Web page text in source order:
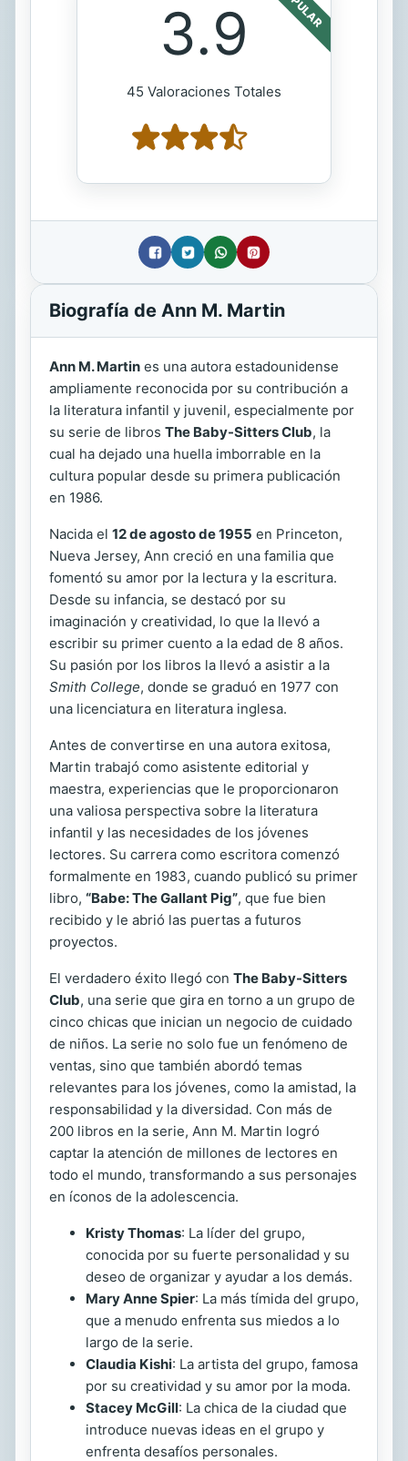
3.9
45 Valoraciones Totales
Biografía de Ann M. Martin
Ann M. Martin es una autora estadounidense
ampliamente reconocida por su contribución a
la literatura infantil y juvenil, especialmente por
su serie de libros The Baby-Sitters Club, la
cual ha dejado una huella imborrable en la
cultura popular desde su primera publicación
en 1986.
Nacida el 12 de agosto de 1955 en Princeton,
Nueva Jersey, Ann creció en una familia que
fomentó su amor por la lectura y la escritura.
Desde su infancia, se destacó por su
imaginación y creatividad, lo que la llevó a
escribir su primer cuento a la edad de 8 años.
Su pasión por los libros la llevó a asistir a la
Smith College, donde se graduó en 1977 con
una licenciatura en literatura inglesa.
Antes de convertirse en una autora exitosa,
Martin trabajó como asistente editorial y
maestra, experiencias que le proporcionaron
una valiosa perspectiva sobre la literatura
infantil y las necesidades de los jóvenes
lectores. Su carrera como escritora comenzó
formalmente en 1983, cuando publicó su primer
libro, “Babe: The Gallant Pig”, que fue bien
recibido y le abrió las puertas a futuros
proyectos.
El verdadero éxito llegó con The Baby-Sitters
Club, una serie que gira en torno a un grupo de
cinco chicas que inician un negocio de cuidado
de niños. La serie no solo fue un fenómeno de
ventas, sino que también abordó temas
relevantes para los jóvenes, como la amistad, la
responsabilidad y la diversidad. Con más de
200 libros en la serie, Ann M. Martin logró
captar la atención de millones de lectores en
todo el mundo, transformando a sus personajes
en íconos de la adolescencia.
Kristy Thomas: La líder del grupo,
conocida por su fuerte personalidad y su
deseo de organizar y ayudar a los demás.
Mary Anne Spier: La más tímida del grupo,
que a menudo enfrenta sus miedos a lo
largo de la serie.
Claudia Kishi: La artista del grupo, famosa
por su creatividad y su amor por la moda.
Stacey McGill: La chica de la ciudad que
introduce nuevas ideas en el grupo y
enfrenta desafíos personales.